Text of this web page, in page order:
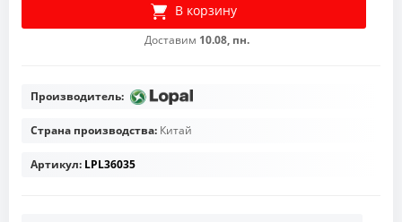
В корзину
Доставим 10.08, пн.
Производитель:
Страна производства: Китай
Артикул: LPL36035